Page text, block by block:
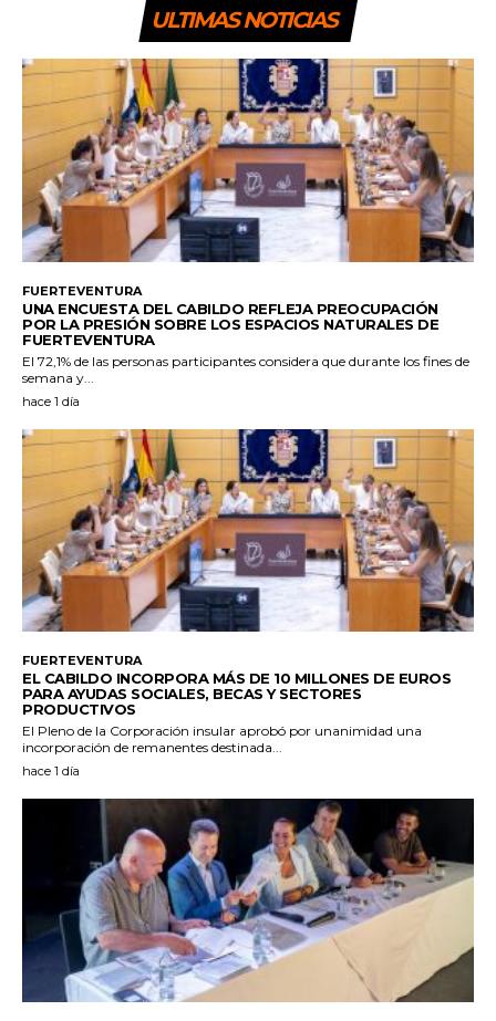
ULTIMAS NOTICIAS
FUERTEVENTURA
UNA ENCUESTA DEL CABILDO REFLEJA PREOCUPACIÓN
POR LA PRESIÓN SOBRE LOS ESPACIOS NATURALES DE
FUERTEVENTURA
El 72,1% de las personas participantes considera que durante los fines de
semana y...
hace 1 día
FUERTEVENTURA
EL CABILDO INCORPORA MÁS DE 10 MILLONES DE EUROS
PARA AYUDAS SOCIALES, BECAS Y SECTORES
PRODUCTIVOS
El Pleno de la Corporación insular aprobó por unanimidad una
incorporación de remanentes destinada...
hace 1 día